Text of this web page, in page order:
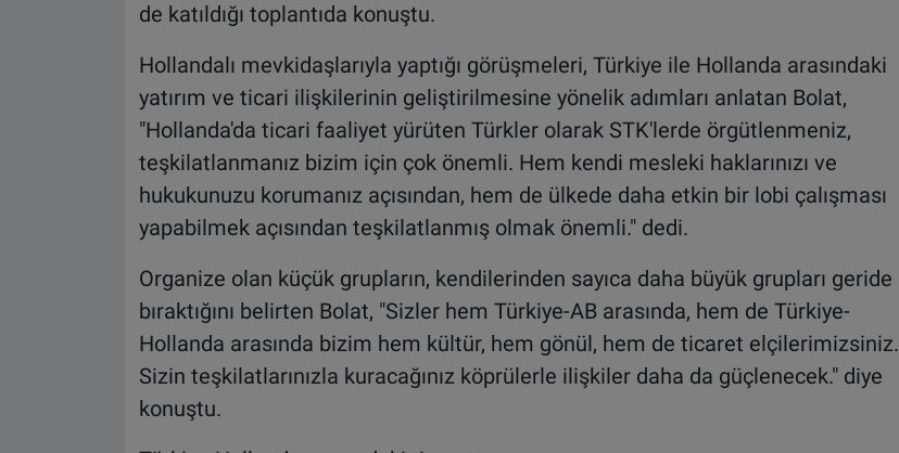
de katıldığı toplantıda konuştu.
Hollandalı mevkidaşlarıyla yaptığı görüşmeleri, Türkiye ile Hollanda arasındaki
yatırım ve ticari ilişkilerinin geliştirilmesine yönelik adımları anlatan Bolat,
"Hollanda'da ticari faaliyet yürüten Türkler olarak STK'lerde örgütlenmeniz,
teşkilatlanmanız bizim için çok önemli. Hem kendi mesleki haklarınızı ve
hukukunuzu korumanız açısından, hem de ülkede daha etkin bir lobi çalışması
yapabilmek açısından teşkilatlanmış olmak önemli." dedi.
Organize olan küçük grupların, kendilerinden sayıca daha büyük grupları geride
bıraktığını belirten Bolat, "Sizler hem Türkiye-AB arasında, hem de Türkiye-
Hollanda arasında bizim hem kültür, hem gönül, hem de ticaret elçilerimizsiniz.
Sizin teşkilatlarınızla kuracağınız köprülerle ilişkiler daha da güçlenecek." diye
konuştu.